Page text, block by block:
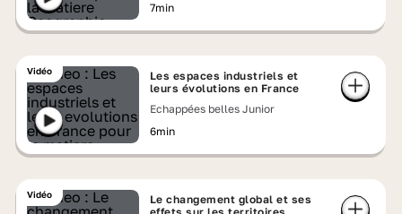
7min
Vidéo
Les espaces industriels et
leurs évolutions en France
Echappées belles Junior
6min
Vidéo
Le changement global et ses